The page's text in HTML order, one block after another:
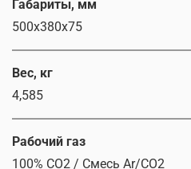
Габариты, мм
500х380х75
Вес, кг
4,585
Рабочий газ
100% CO2 / Смесь Ar/CO2